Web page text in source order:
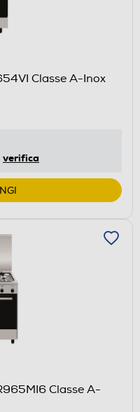
Classe A-Inox
verifica
Classe A-